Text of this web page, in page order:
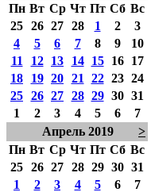
Пн Вт Ср Чт Пт Сб Вс
25 26 27 28 1 2
3
4
5 6 7 8 9
10
11
12 13 14 15 16
17
18
19 20 21 22 23 24
25 26 27 28 29 30 31
1
2 3 4 5 6
7
Апрель 2019
>
Пн Вт Ср Чт Пт Сб Вс
25 26 27 28 29 30 31
1
2 3 4 5 6
7